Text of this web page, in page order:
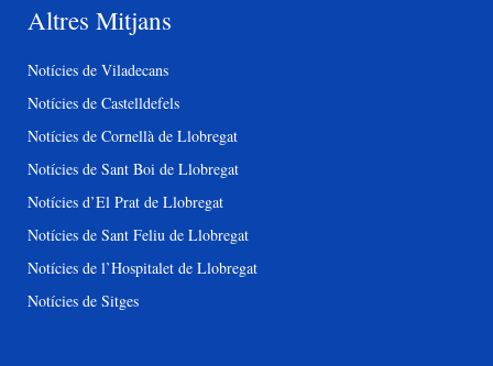
Altres Mitjans
Notícies de Viladecans
Notícies de Castelldefels
Notícies de Cornellà de Llobregat
Notícies de Sant Boi de Llobregat
Notícies d’El Prat de Llobregat
Notícies de Sant Feliu de Llobregat
Notícies de l’Hospitalet de Llobregat
Notícies de Sitges